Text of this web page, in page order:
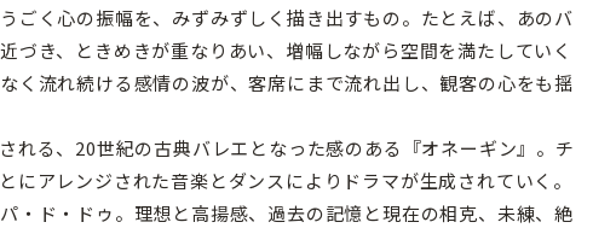
ごく心の振幅を、みずみずしく描き出すもの。たとえば、あのバ
づき、ときめきが重なりあい、増幅しながら空間を満たしていく
く流れ続ける感情の波が、客席にまで流れ出し、観客の心をも揺
れる、20世紀の古典バレエとなった感のある『オネーギン』。チ
にアレンジされた音楽とダンスによりドラマが生成されていく。
・ド・ドゥ。理想と高揚感、過去の記憶と現在の相克、未練、絶